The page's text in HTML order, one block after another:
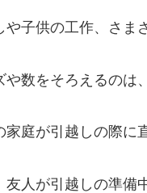
や子供の工作、さま
や数をそろえるのは
家庭が引越しの際に
友人が引越しの準備